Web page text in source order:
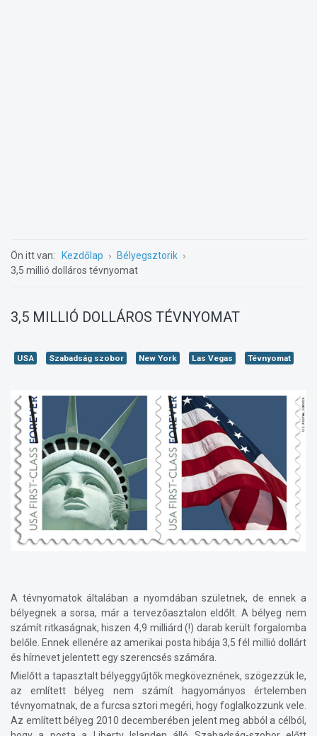
Ön itt van: Kezdőlap
Bélyegsztorik
3,5 millió dolláros tévnyomat
3,5 MILLIÓ DOLLÁROS TÉVNYOMAT
USA Szabadság szobor New York Las Vegas Tévnyomat
A tévnyomatok általában a nyomdában születnek, de ennek a
bélyegnek a sorsa, már a tervezőasztalon eldőlt. A bélyeg nem
számít ritkaságnak, hiszen 4,9 milliárd (!) darab került forgalomba
belőle. Ennek ellenére az amerikai posta hibája 3,5 fél millió dollárt
és hírnevet jelentett egy szerencsés számára.
Mielőtt a tapasztalt bélyeggyűjtők megköveznének, szögezzük le,
az említett bélyeg nem számít hagyományos értelemben
tévnyomatnak, de a furcsa sztori megéri, hogy foglalkozzunk vele.
Az említett bélyeg 2010 decemberében jelent meg abból a célból,